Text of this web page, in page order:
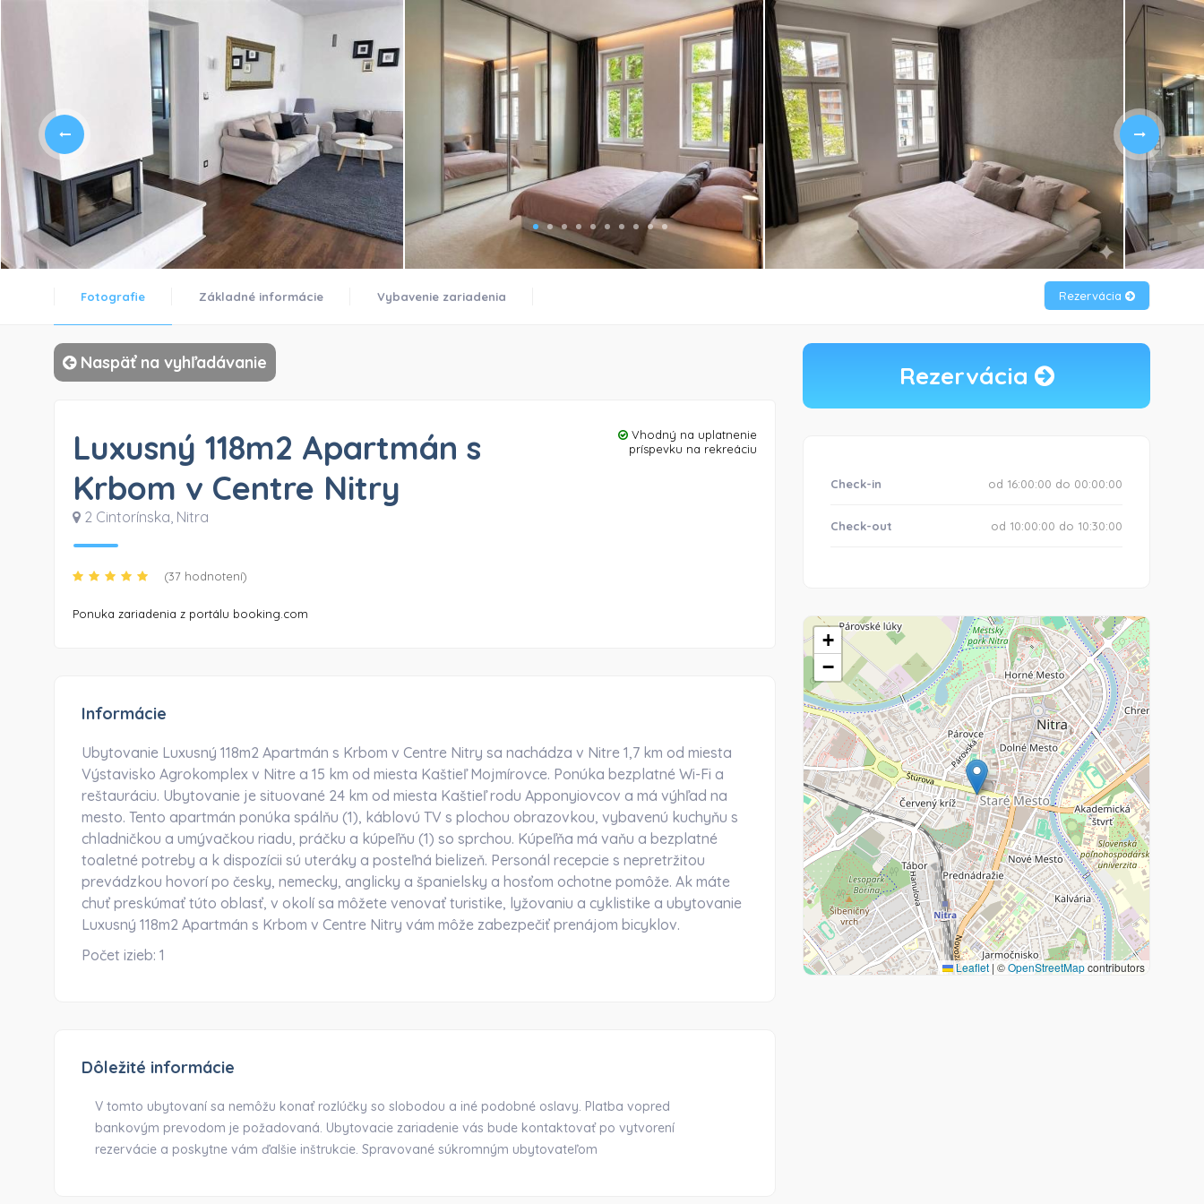
Fotografie Základné informácie Vybavenie zariadenia Rezervácia
Naspäť na vyhľadávanie
Luxusný 118m2 Apartmán s
Krbom v Centre Nitry
2 Cintorínska, Nitra
(37 hodnotení)
Vhodný na uplatnenie
príspevku na rekreáciu
Ponuka zariadenia z portálu booking.com
Informácie
Ubytovanie Luxusný 118m2 Apartmán s Krbom v Centre Nitry sa nachádza v Nitre 1,7 km od miesta
Výstavisko Agrokomplex v Nitre a 15 km od miesta Kaštieľ Mojmírovce. Ponúka bezplatné Wi-Fi a
reštauráciu. Ubytovanie je situované 24 km od miesta Kaštieľ rodu Apponyiovcov a má výhľad na
mesto. Tento apartmán ponúka spálňu (1), káblovú TV s plochou obrazovkou, vybavenú kuchyňu s
chladničkou a umývačkou riadu, práčku a kúpeľňu (1) so sprchou. Kúpeľňa má vaňu a bezplatné
toaletné potreby a k dispozícii sú uteráky a posteľná bielizeň. Personál recepcie s nepretržitou
prevádzkou hovorí po česky, nemecky, anglicky a španielsky a hosťom ochotne pomôže. Ak máte
chuť preskúmať túto oblasť, v okolí sa môžete venovať turistike, lyžovaniu a cyklistike a ubytovanie
Luxusný 118m2 Apartmán s Krbom v Centre Nitry vám môže zabezpečiť prenájom bicyklov.
Počet izieb: 1
Dôležité informácie
V tomto ubytovaní sa nemôžu konať rozlúčky so slobodou a iné podobné oslavy. Platba vopred
bankovým prevodom je požadovaná. Ubytovacie zariadenie vás bude kontaktovať po vytvorení
rezervácie a poskytne vám ďalšie inštrukcie. Spravované súkromným ubytovateľom
Rezervácia
Check-in od 16:00:00 do 00:00:00
Check-out od 10:00:00 do 10:30:00
+
−
Leaflet | ©OpenStreetMapcontributors